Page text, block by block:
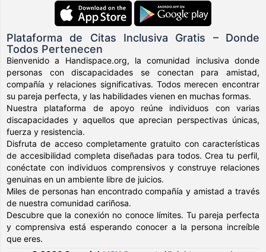
Plataforma de Citas Inclusiva Gratis – Donde
Todos Pertenecen
Bienvenido a Handispace.org, la comunidad inclusiva donde
personas con discapacidades se conectan para amistad,
compañía y relaciones significativas. Todos merecen encontrar
su pareja perfecta, y las habilidades vienen en muchas formas.
Nuestra plataforma de apoyo reúne individuos con varias
discapacidades y aquellos que aprecian perspectivas únicas,
fuerza y resistencia.
Disfruta de acceso completamente gratuito con características
de accesibilidad completa diseñadas para todos. Crea tu perfil,
conéctate con individuos comprensivos y construye relaciones
genuinas en un ambiente libre de juicios.
Miles de personas han encontrado compañía y amistad a través
de nuestra comunidad cariñosa.
Descubre que la conexión no conoce límites. Tu pareja perfecta
y comprensiva está esperando conocer a la persona increíble
que eres.